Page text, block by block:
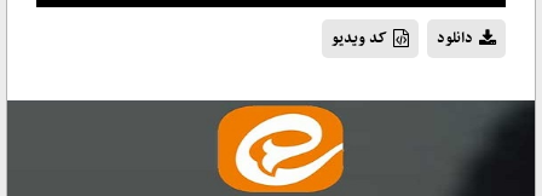
کد ویدیو دانلود